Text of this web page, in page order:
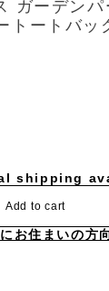
ガーデン
トートバッ
shipping
Add to cart
お住まいの方